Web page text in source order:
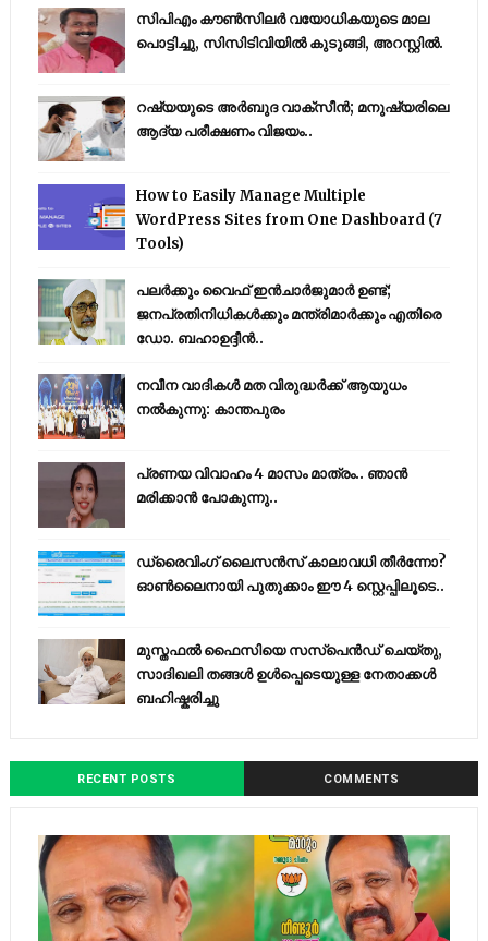
സിപിഎം കൗണ്‍സിലര്‍ വയോധികയുടെ മാല
പൊട്ടിച്ചു, സിസിടിവിയില്‍ കുടുങ്ങി, അറസ്റ്റില്‍.
റഷ്യയുടെ അര്‍ബുദ വാക്‌സീന്‍; മനുഷ്യരിലെ
ആദ്യ പരീക്ഷണം വിജയം..
How to Easily Manage Multiple
WordPress Sites from One Dashboard (7
Tools)
പലർക്കും വൈഫ് ഇൻചാർജുമാർ ഉണ്ട്;
ജനപ്രതിനിധികൾക്കും മന്ത്രിമാർക്കും എതിരെ
ഡോ. ബഹാഉദ്ദീൻ..
നവീന വാദികൾ മത വിരുദ്ധർക്ക് ആയുധം
നൽകുന്നു: കാന്തപുരം
പ്രണയ വിവാഹം 4 മാസം മാത്രം.. ഞാൻ
മരിക്കാൻ പോകുന്നു..
ഡ്രൈവിംഗ് ലൈസൻസ് കാലാവധി തീർന്നോ?
ഓൺലൈനായി പുതുക്കാം ഈ 4 സ്റ്റെപ്പിലൂടെ..
മുസ്തഫൽ ഫൈസിയെ സസ്‌പെൻഡ് ചെയ്തു,
സാദിഖലി തങ്ങൾ ഉൾപ്പെടെയുള്ള നേതാക്കൾ
ബഹിഷ്കരിച്ചു
RECENT POSTS COMMENTS